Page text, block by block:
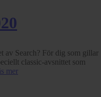
av Search? För dig som gillar
classic-avsnittet som
mer